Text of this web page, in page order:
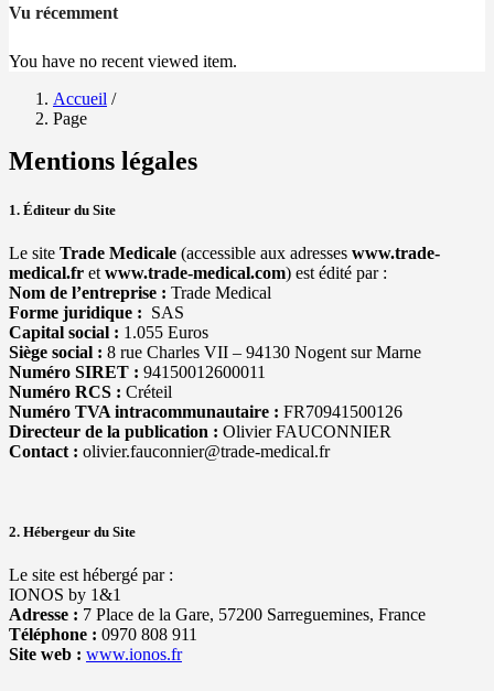
Vu récemment
You have no recent viewed item.
Accueil /
Page
Mentions légales
1. Éditeur du Site
Le site Trade Medicale (accessible aux adresses www.trade-
medical.fr et www.trade-medical.com) est édité par :
Nom de l’entreprise : Trade Medical
Forme juridique : SAS
Capital social : 1.055 Euros
Siège social : 8 rue Charles VII – 94130 Nogent sur Marne
Numéro SIRET : 94150012600011
Numéro RCS : Créteil
Numéro TVA intracommunautaire : FR70941500126
Directeur de la publication : Olivier FAUCONNIER
Contact : olivier.fauconnier@trade-medical.fr
2. Hébergeur du Site
Le site est hébergé par :
IONOS by 1&1
Adresse : 7 Place de la Gare, 57200 Sarreguemines, France
Téléphone : 0970 808 911
Site web : www.ionos.fr